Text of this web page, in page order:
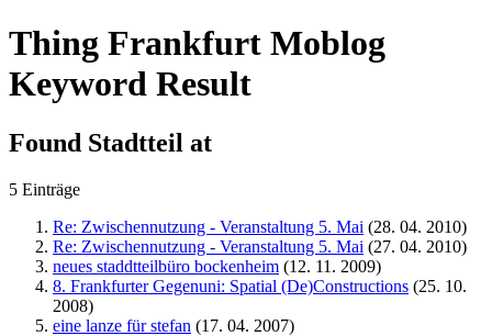
Thing Frankfurt Moblog
Keyword Result
Found Stadtteil at
5 Einträge
Re: Zwischennutzung - Veranstaltung 5. Mai (28. 04. 2010)
Re: Zwischennutzung - Veranstaltung 5. Mai (27. 04. 2010)
neues staddtteilbüro bockenheim (12. 11. 2009)
8. Frankfurter Gegenuni: Spatial (De)Constructions (25. 10.
2008)
eine lanze für stefan (17. 04. 2007)